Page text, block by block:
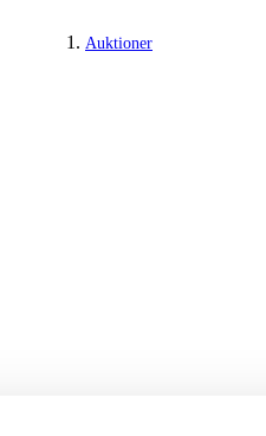
Auktioner